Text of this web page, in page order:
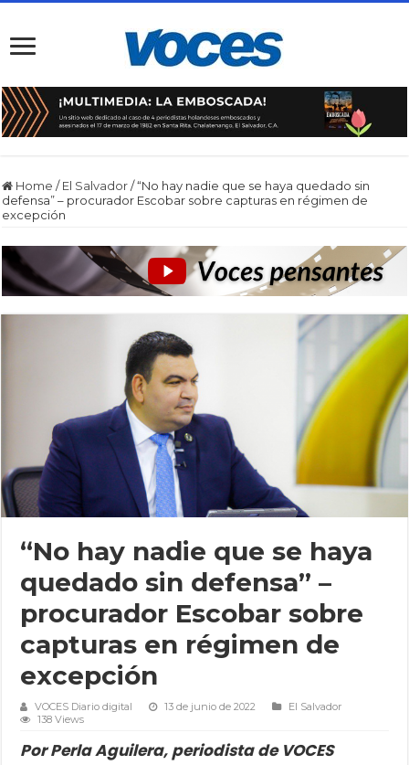
Home / El Salvador /“No hay nadie que se haya quedado sin
defensa” – procurador Escobar sobre capturas en régimen de
excepción
“No hay nadie que se haya
quedado sin defensa” –
procurador Escobar sobre
capturas en régimen de
excepción
VOCES Diario digital 13 de junio de 2022
El Salvador
138 Views
Por Perla Aguilera, periodista de VOCES